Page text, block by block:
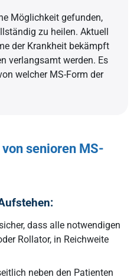
Möglichkeit gefunden,
zu heilen. Aktuell
der Krankheit bekämpft
verlangsamt werden. Es
welcher MS-Form der
senioren MS-
dass alle notwendigen
Rollator, in Reichweite
neben den Patienten